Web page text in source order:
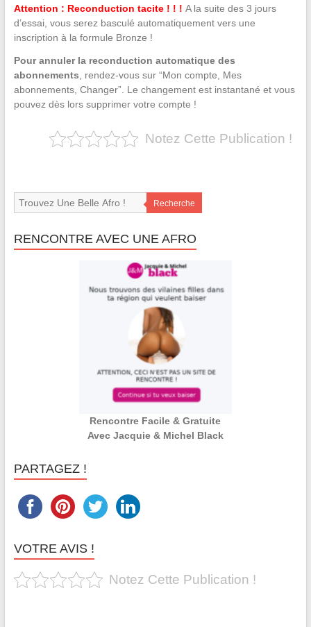
Attention : Reconduction tacite ! ! ! A la suite des 3 jours
d’essai, vous serez basculé automatiquement vers une
inscription à la formule Bronze !
Pour annuler la reconduction automatique des
abonnements , rendez-vous sur “Mon compte, Mes
abonnements, Changer”. Le changement est instantané et vous
pouvez dès lors supprimer votre compte !
Notez Cette Publication !
Recherche
RENCONTRE AVEC UNE AFRO
Rencontre Facile & Gratuite
Avec Jacquie & Michel Black
PARTAGEZ !
VOTRE AVIS !
Notez Cette Publication !